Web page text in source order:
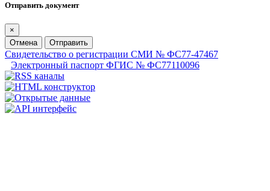
Отправить документ
×
Отмена
Отправить
Свидетельство о регистрации СМИ № ФС77-47467
Электронный паспорт ФГИС № ФС77110096